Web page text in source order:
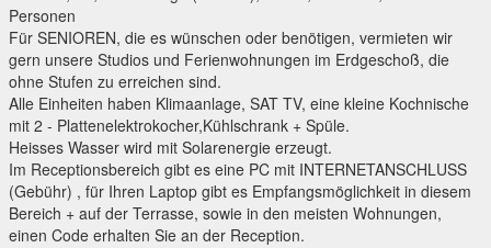
Personen
Für SENIOREN, die es wünschen oder benötigen, vermieten wir
gern unsere Studios und Ferienwohnungen im Erdgeschoß, die
ohne Stufen zu erreichen sind.
Alle Einheiten haben Klimaanlage, SAT TV, eine kleine Kochnische
mit 2 - Plattenelektrokocher,Kühlschrank + Spüle.
Heisses Wasser wird mit Solarenergie erzeugt.
Im Receptionsbereich gibt es eine PC mit INTERNETANSCHLUSS
(Gebühr) , für Ihren Laptop gibt es Empfangsmöglichkeit in diesem
Bereich + auf der Terrasse, sowie in den meisten Wohnungen,
einen Code erhalten Sie an der Reception.